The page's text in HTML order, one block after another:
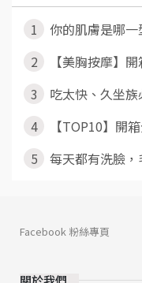
1
你的肌膚是哪
2
【美胸按摩】
3
吃太快、久坐
4
【TOP10】開
5
每天都有洗臉
Facebook 粉絲專頁